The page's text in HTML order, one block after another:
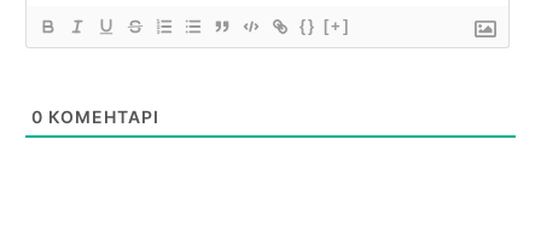
{} [+]
0 КОМЕНТАРІ